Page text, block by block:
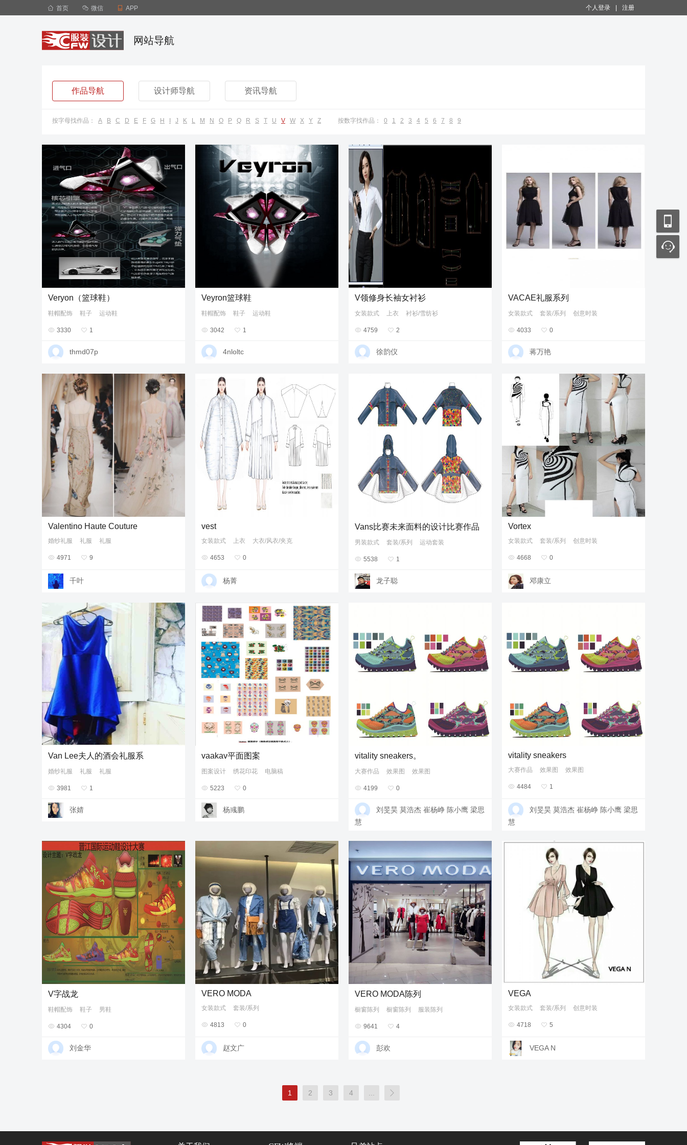
 首页  微信  APP 个人登录 注册
网站导航
作品导航 设计师导航 资讯导航
按字母找作品： A B C D E F G H J K L M N O P Q R S T U V W X Y Z 按数字找作品： 0 1 2 3 4 5 6 7 8 9
Veryon（篮球鞋）
鞋帽配饰 鞋子 运动鞋
 3330  1
thmd07p
Veyron篮球鞋
鞋帽配饰 鞋子 运动鞋
 3042  1
4nloltc
V领修身长袖女衬衫
女装款式 上衣 衬衫/雪纺衫
 4759  2
徐韵仪
VACAE礼服系列
女装款式 套装/系列 创意时装
 4033  0
蒋万艳
Valentino Haute Couture
婚纱礼服 礼服 礼服
 4971  9
千叶
vest
女装款式 上衣 大衣/风衣/夹克
 4653  0
杨菁
Vans比赛未来面料的设计比赛作品
男装款式 套装/系列 运动套装
 5538  1
龙子聪
Vortex
女装款式 套装/系列 创意时装
 4668  0
邓康立
Van Lee夫人的酒会礼服系
婚纱礼服 礼服 礼服
 3981  1
张婧
vaakav平面图案
图案设计 绣花印花 电脑稿
 5223  0
杨彧鹏
vitality sneakers。
大赛作品 效果图 效果图
 4199  0
刘旻昊 莫浩杰 崔杨峥 陈小鹰 梁思
慧
vitality sneakers
大赛作品 效果图 效果图
 4484  1
刘旻昊 莫浩杰 崔杨峥 陈小鹰 梁思
慧
V字战龙
鞋帽配饰 鞋子 男鞋
 4304  0
刘金华
VERO MODA
女装款式 套装/系列
 4813  0
赵文广
VERO MODA陈列
橱窗陈列 橱窗陈列 服装陈列
 9641  4
彭欢
VEGA
女装款式 套装/系列 创意时装
 4718  5
VEGA N
1 2 3 4 